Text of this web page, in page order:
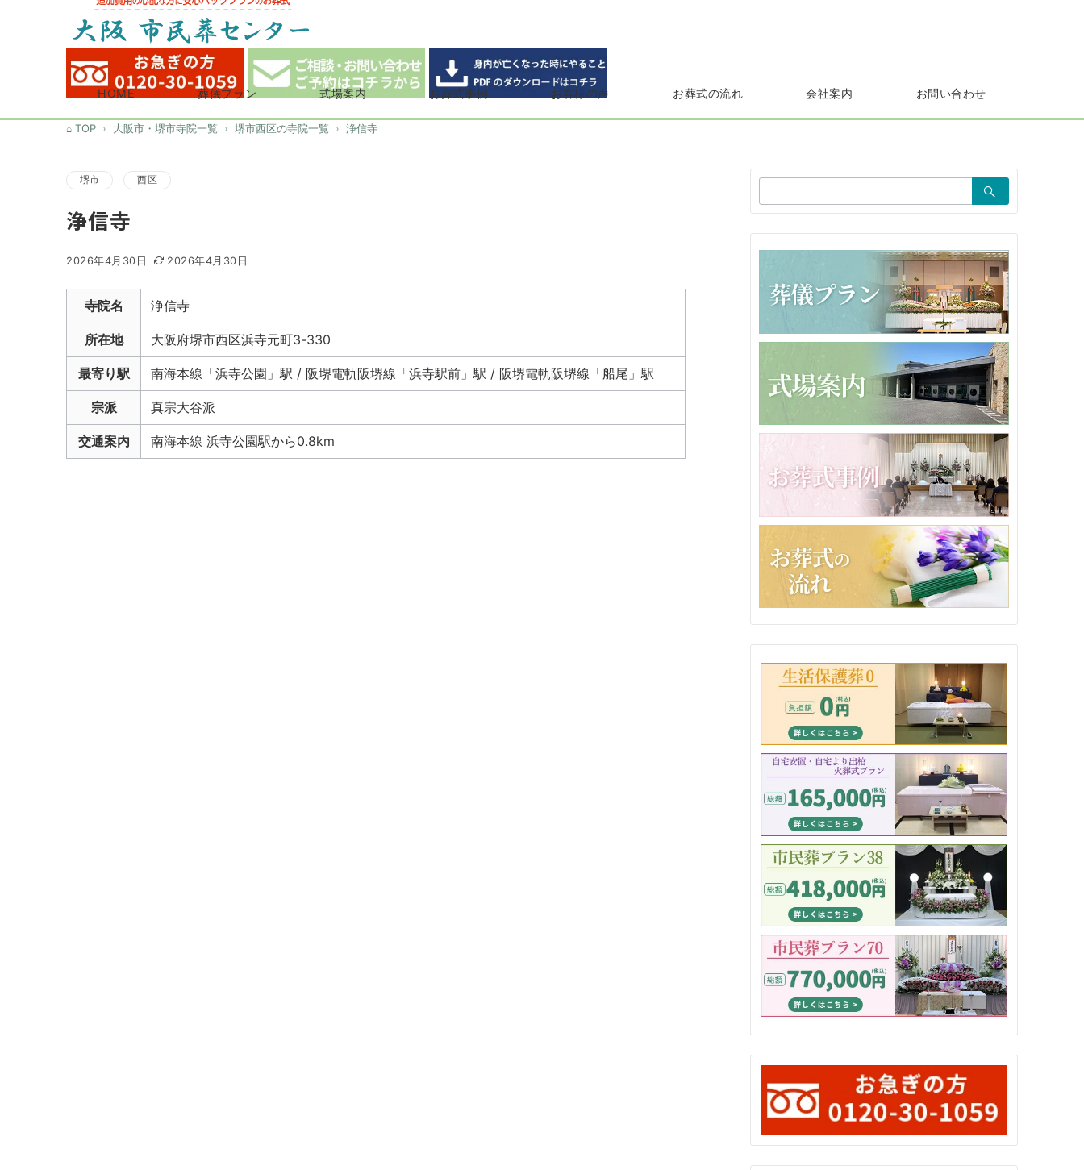
HOME 葬儀プラン 式場案内 お葬式事例 お客様の声 お葬式の流れ 会社案内 お問い合わせ
TOP 大阪市・堺市寺院一覧 堺市西区の寺院一覧 浄信寺
堺市 西区
浄信寺
2026年4月30日 2026年4月30日
寺院名 浄信寺
所在地 大阪府堺市西区浜寺元町3-330
最寄り駅 南海本線「浜寺公園」駅 / 阪堺電軌阪堺線「浜寺駅前」駅 / 阪堺電軌阪堺線「船尾」駅
宗派 真宗大谷派
交通案内 南海本線 浜寺公園駅から0.8km
索：